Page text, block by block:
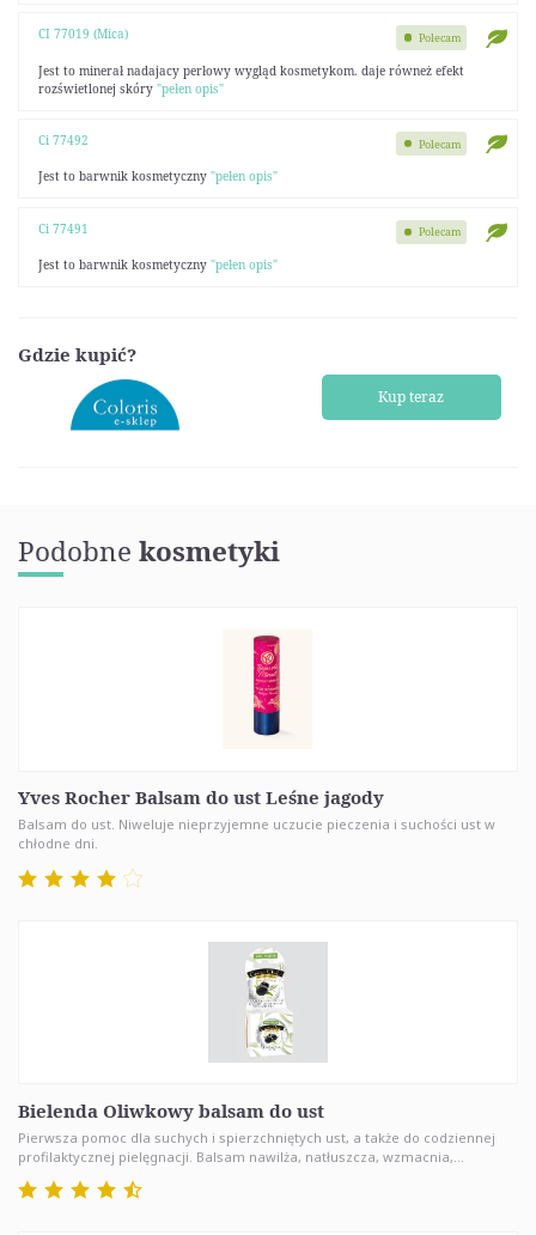
CI 77019 (Mica)
Jest to minerał nadajacy perłowy wygląd kosmetykom. daje równeż efekt
rozświetlonej skóry "pełen opis"
Polecam
Ci 77492
Jest to barwnik kosmetyczny "pełen opis"
Polecam
Ci 77491
Jest to barwnik kosmetyczny "pełen opis"
Polecam
Gdzie kupić?
Kup teraz
Podobne kosmetyki
Yves Rocher Balsam do ust Leśne jagody
Balsam do ust. Niweluje nieprzyjemne uczucie pieczenia i suchości ust w
chłodne dni.
Bielenda Oliwkowy balsam do ust
Pierwsza pomoc dla suchych i spierzchniętych ust, a także do codziennej
profilaktycznej pielęgnacji. Balsam nawilża, natłuszcza, wzmacnia,...